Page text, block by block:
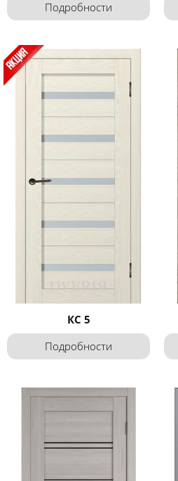
Подробности
КС 5
Подробности